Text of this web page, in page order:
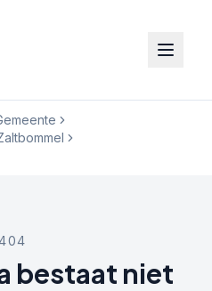
bestaat niet